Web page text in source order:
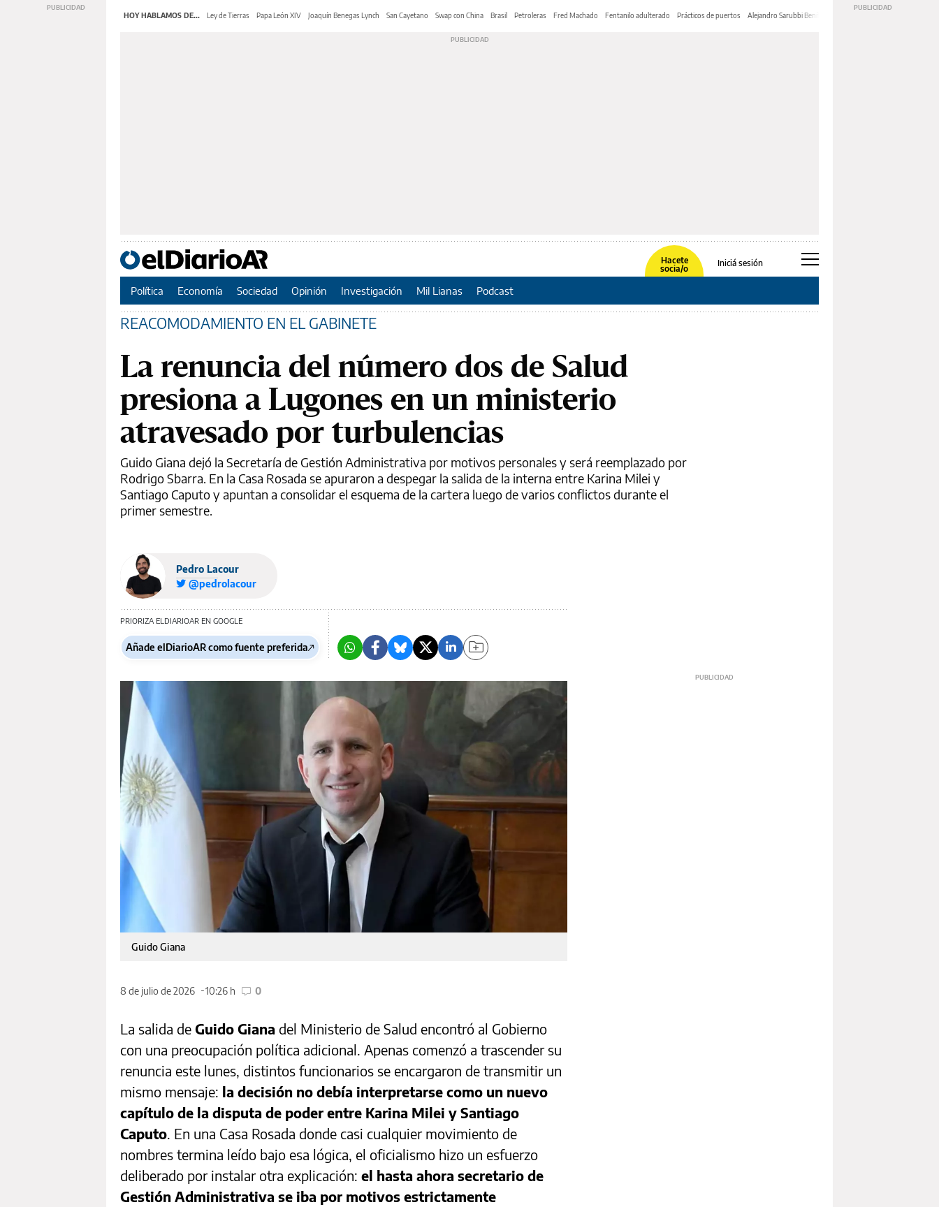
HOY HABLAMOS DE... Ley de Tierras Papa León XIV Joaquín Benegas Lynch San Cayetano Swap con China Brasil Petroleras Fred Machado Fentanilo adulterado Prácticos de puertos Alejandro Sarubbi Benítez
Hacete
socia/o
Iniciá sesión
Política Economía Sociedad Opinión Investigación Mil Lianas Podcast
REACOMODAMIENTO EN EL GABINETE
La renuncia del número dos de Salud
presiona a Lugones en un ministerio
atravesado por turbulencias
Guido Giana dejó la Secretaría de Gestión Administrativa por motivos personales y será reemplazado por
Rodrigo Sbarra. En la Casa Rosada se apuraron a despegar la salida de la interna entre Karina Milei y
Santiago Caputo y apuntan a consolidar el esquema de la cartera luego de varios conflictos durante el
primer semestre.
Pedro Lacour
@pedrolacour
PRIORIZA ELDIARIOAR EN GOOGLE
Añade elDiarioAR como fuente preferida
Guido Giana
8 de julio de 2026 10:26 h 0
La salida de Guido Giana del Ministerio de Salud encontró al Gobierno
con una preocupación política adicional. Apenas comenzó a trascender su
renuncia este lunes, distintos funcionarios se encargaron de transmitir un
mismo mensaje: la decisión no debía interpretarse como un nuevo
capítulo de la disputa de poder entre Karina Milei y Santiago
Caputo. En una Casa Rosada donde casi cualquier movimiento de
nombres termina leído bajo esa lógica, el oficialismo hizo un esfuerzo
deliberado por instalar otra explicación: el hasta ahora secretario de
Gestión Administrativa se iba por motivos estrictamente